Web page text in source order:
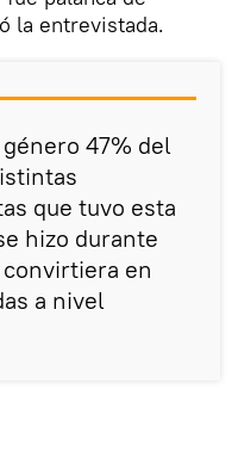
la entrevistada.
47% del
que tuvo esta
hizo durante
en
a nivel